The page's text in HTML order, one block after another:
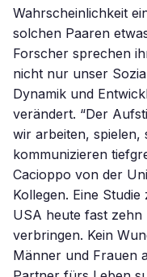
Wahrscheinlichkeit
solchen Paaren
Forscher sprechen
nicht nur unser
Dynamik und
verändert. “Der
wir arbeiten, spielen,
kommunizieren
Cacioppo von der
Kollegen. Eine
USA heute fast
verbringen. Kein
Männer und Frauen